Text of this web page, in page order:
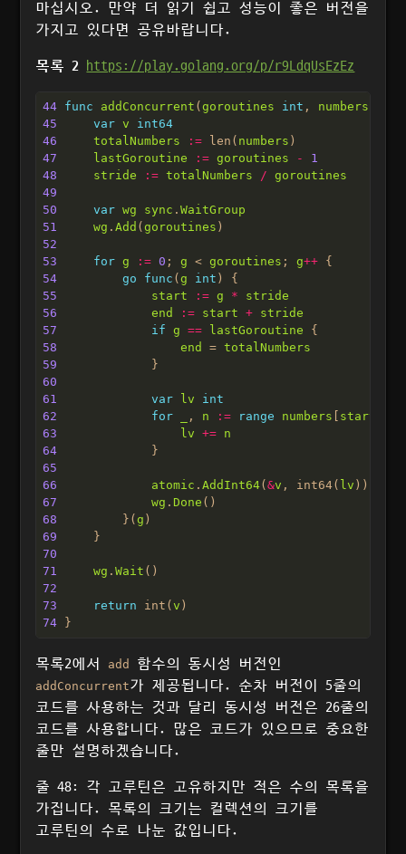
마십시오. 만약 더 읽기 쉽고 성능이 좋은 버전을
가지고 있다면 공유바랍니다.
목록 2 https://play.golang.org/p/r9LdqUsEzEz
44 func addConcurrent ( goroutines int , numbers
45
var v
int64
46
totalNumbers := len( numbers
47
lastGoroutine := goroutines -
1
48
stride := totalNumbers / goroutines
49
50
var wg sync . WaitGroup
51
wg . Add ( goroutines
52
53
for g := 0 ; g < goroutines ; g++
54
go func ( g int
55
start := g *
stride
56
end := start +
stride
57
if g == lastGoroutine
58
end = totalNumbers
59
60
61
var lv
int
62
for , n := range numbers start
63
lv +=
n
64
65
66
atomic . AddInt64( &v , int64( lv
67
wg . Done
68
         }(
g
69
70
71
wg . Wait
72
73
return int( v
74
목록2에서 add 함수의 동시성 버전인
addConcurrent가 제공됩니다. 순차 버전이 5줄의
코드를 사용하는 것과 달리 동시성 버전은 26줄의
코드를 사용합니다. 많은 코드가 있으므로 중요한
줄만 설명하겠습니다.
줄 48: 각 고루틴은 고유하지만 적은 수의 목록을
가집니다. 목록의 크기는 컬렉션의 크기를
고루틴의 수로 나눈 값입니다.